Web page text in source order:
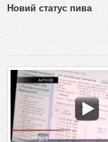
Новий статус пива